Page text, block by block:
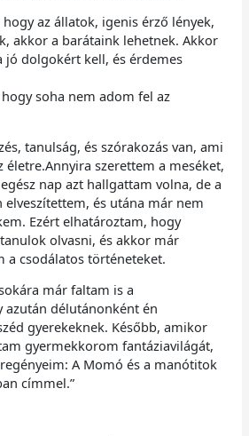
az állatok, igenis érző lények,
akkor a barátaink lehetnek. Akkor
jó dolgokért kell, és érdemes
soha nem adom fel az
tanulság, és szórakozás van, ami
szerettem a meséket,
nap azt hallgattam volna, de a
és utána már nem
Ezért elhatároztam, hogy
olvasni, és akkor már
a csodálatos történeteket.
már faltam is a
azután délutánonként én
gyerekeknek. Később, amikor
gyermekkorom fantáziavilágát,
A Momó és a manótitok
címmel.”